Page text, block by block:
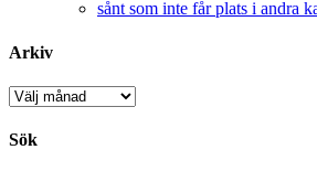
sånt som inte får plats i andra
Arkiv
Arkiv
Sök